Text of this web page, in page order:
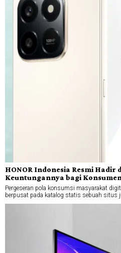
HONOR Indonesia Resmi Hadir
Keuntungannya bagi
Pergeseran pola konsumsi masyarakat
berpusat pada katalog statis sebuah situs